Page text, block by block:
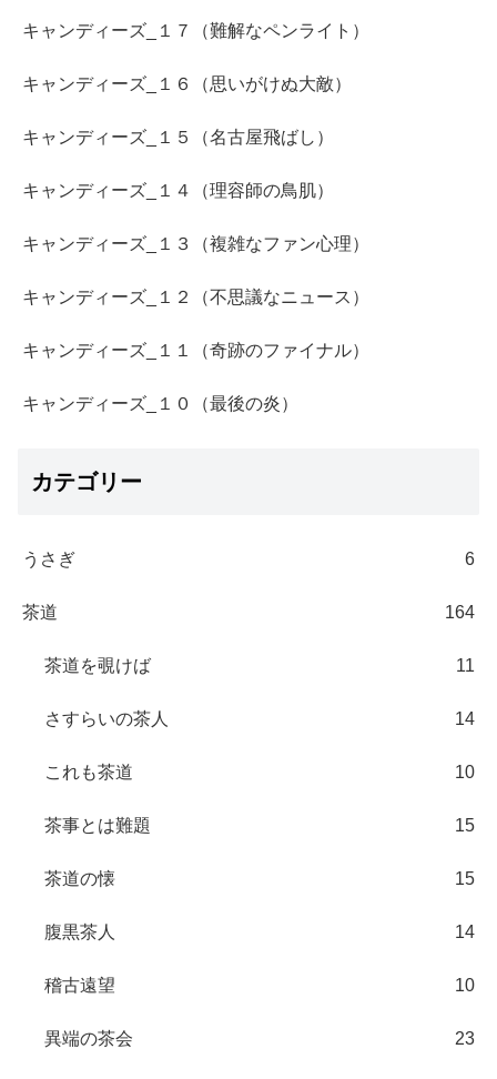
キャンディーズ_１７（難解なペンライト）
キャンディーズ_１６（思いがけぬ大敵）
キャンディーズ_１５（名古屋飛ばし）
キャンディーズ_１４（理容師の鳥肌）
キャンディーズ_１３（複雑なファン心理）
キャンディーズ_１２（不思議なニュース）
キャンディーズ_１１（奇跡のファイナル）
キャンディーズ_１０（最後の炎）
カテゴリー
うさぎ 6
茶道 164
茶道を覗けば 11
さすらいの茶人 14
これも茶道 10
茶事とは難題 15
茶道の懐 15
腹黒茶人 14
稽古遠望 10
異端の茶会 23